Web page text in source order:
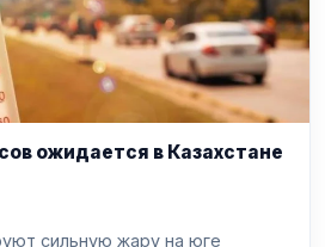
ожидается в Казахстане
сильную жару на юге